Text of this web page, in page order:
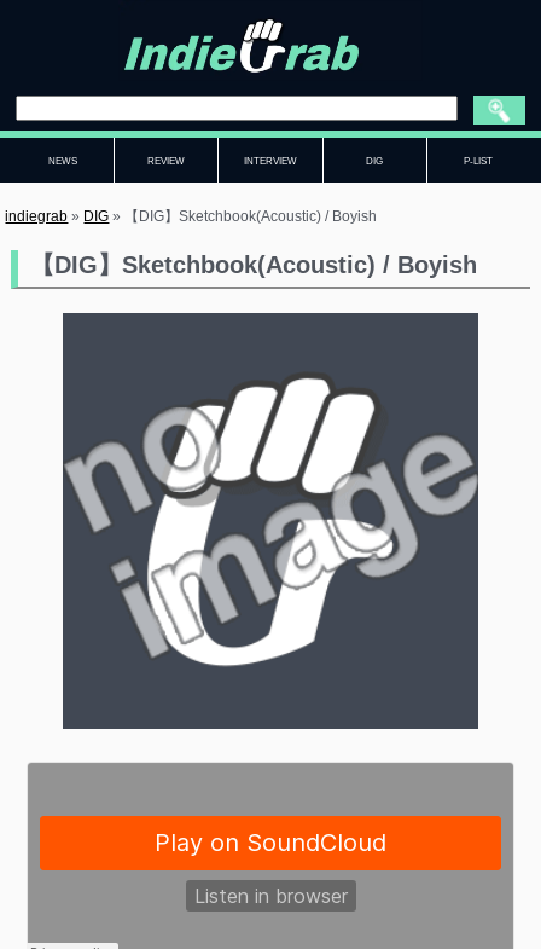
NEWS REVIEW INTERVIEW DIG P-LIST
indiegrab » DIG » 【DIG】Sketchbook(Acoustic) / Boyish
【DIG】Sketchbook(Acoustic) / Boyish